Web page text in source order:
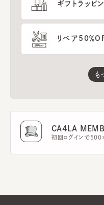
ギフトラッピ
リペア50％
も
CA4LA
初回ログインで500